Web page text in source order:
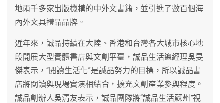
地兩千多家出版機構的中外文書籍，並引進了數百個海
內外文具禮品品牌。
近年來，誠品持續在大陸、香港和台灣各大城市核心地
段開展大型實體書店與文創平臺，誠品生活總經理吳旻
傑表示，“閱讀生活化”是誠品努力的目標，所以誠品書
店將閱讀與現場實演相結合，擴充文創產業參與程度。
誠品創辦人吳清友表示，誠品團隊將“誠品生活蘇州”視